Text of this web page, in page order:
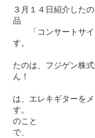
３月１４日紹介した
「コンサートサイ
今回
たのは、フジゲン株
フ
は、エレキギターを
す。 スクー
のこと